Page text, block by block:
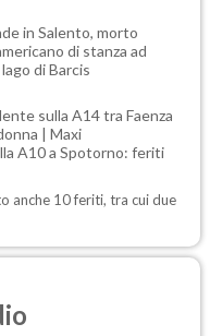
in Salento, morto
di stanza ad
di Barcis
sulla A14 tra Faenza
| Maxi
A10 a Spotorno: feriti
anche 10 feriti, tra cui due